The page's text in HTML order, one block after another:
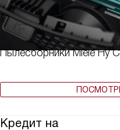
Пылесборники Miele Hy
Кредит на